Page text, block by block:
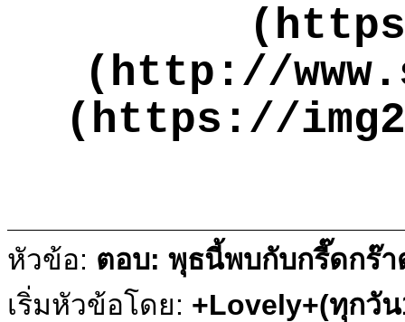
(http://
(https://
หัวข้อ: ตอบ: พุธนี้พบกับกรี๊ดกร๊า
เริ่มหัวข้อโดย: +Lovely+(ทุกวั